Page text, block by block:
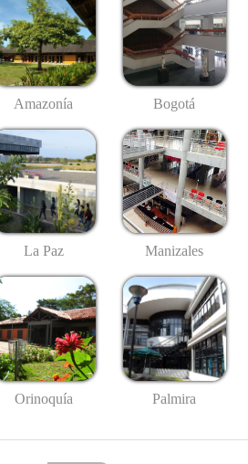
Amazonía Bogotá
La Paz Manizales
Orinoquía Palmira